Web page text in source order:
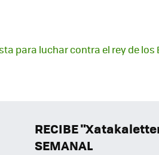
para luchar contra el rey de
RECIBE
SEMANAL